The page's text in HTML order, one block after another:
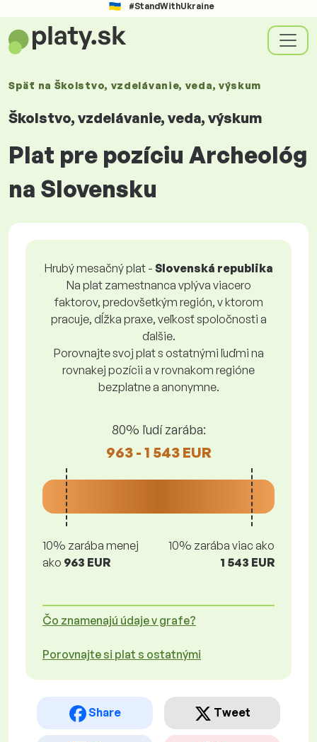
#StandWithUkraine
Späť na Školstvo, vzdelávanie, veda, výskum
Školstvo, vzdelávanie, veda, výskum
Plat pre pozíciu Archeológ
na Slovensku
Hrubý mesačný plat - Slovenská republika
Na plat zamestnanca vplýva viacero
faktorov, predovšetkým región, v ktorom
pracuje, dĺžka praxe, veľkosť spoločnosti a
ďalšie.
Porovnajte svoj plat s ostatnými ľuďmi na
rovnakej pozícii a v rovnakom regióne
bezplatne a anonymne.
80% ľudí zarába:
963 - 1 543 EUR
10% zarába menej
ako 963 EUR
10% zarába viac ako
1 543 EUR
Čo znamenajú údaje v grafe?
Porovnajte si plat s ostatnými
Share Tweet